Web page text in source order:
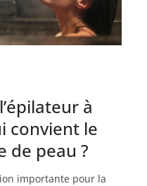
à
convient le
de peau ?
importante pour la